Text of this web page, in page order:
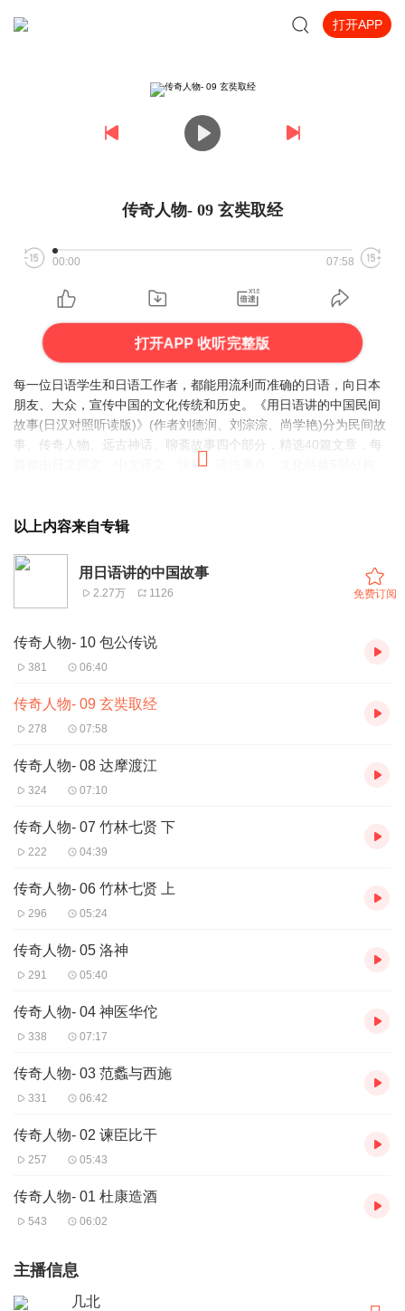
打开APP
传奇人物- 09 玄奘取经
00:00 07:58
打开APP 收听完整版
每一位日语学生和日语工作者，都能用流利而准确的日语，向日本
朋友、大众，宣传中国的文化传统和历史。《用日语讲的中国民间
故事(日汉对照听读版)》(作者刘德润、刘淙淙、尚学艳)分为民间故
事、传奇人物、远古神话、聊斋故事四个部分，精选40篇文章，每
篇都由日文原文、中文译文、注释、语法重点、文化链接5部分构
第一部分 民间故事十讲
2 嫦娥奔月 —— 邈邈星河夜，寂寂广寒宫
3 孟姜女哭长城 —— 血泪如雷霆，哭倒秦长城
6 梁祝化蝶 —— 真情感天地，彩蝶比翼飞
7 田螺妻子 —— 可叹姻缘薄，匆匆去无踪
9 木兰从军 —— 巾帼有英豪，女子胜于男
10 愚公移山 —— 祖孙齐上阵，誓叫大山移
1 杜康造酒 —— 美酒飘香醉万家
2 谏臣比干 —— 赤胆忠心照千秋
4 神医华佗 —— 医圣含冤天地悲
7 竹林七贤（下） —— 谁能浊世留清名
9 玄奘取经 —— 云山瀚海八万里
10 包公传说 —— 铁面无私斩驸马
第三部分 远古神话十讲
1 盘古开天地 —— 浩浩宇宙阔，煌煌万古功
2 女娲补天 —— 天崩地裂时，救我华夏民
3 龙的传说 —— 东方有巨龙，今朝更腾飞
4 三皇五帝(上) —— 探中华文明，访神州大地
6 大禹治水 —— 沧海横流激，神州出圣贤
7 精卫填海 —— 世代衔木石，不信海难平
9 王母娘娘 —— 浩淼瑶池畔，仙乐绕昆仑
10 孙悟空大闹天宫 —— 神勇孙大圣，屹立天地间
1 画壁 —— 幻象皆由自心生
2 偷桃 —— 偷天奇术叹观止
4 辛十四娘 —— 狐妻舍命救夫君
5 画皮（上） —— 路遇美人生歹念
6 画皮（下） —— 色字头上一把刀
以上内容来自专辑
用日语讲的中国故事
2.27万 1126 免费订阅
传奇人物- 10 包公传说
381 06:40
传奇人物- 09 玄奘取经
278 07:58
传奇人物- 08 达摩渡江
324 07:10
传奇人物- 07 竹林七贤 下
222 04:39
传奇人物- 06 竹林七贤 上
296 05:24
传奇人物- 05 洛神
291 05:40
传奇人物- 04 神医华佗
338 07:17
传奇人物- 03 范蠡与西施
331 06:42
传奇人物- 02 谏臣比干
257 05:43
传奇人物- 01 杜康造酒
543 06:02
主播信息
几北